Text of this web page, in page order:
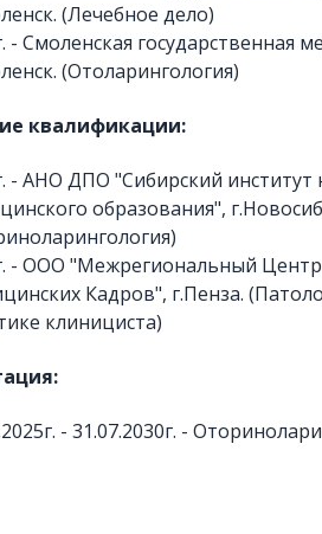
(Лечебное дело)
- Смоленская государственная
(Отоларингология)
квалификации:
- АНО ДПО "Сибирский институт
образования",
- ООО "Межрегиональный
Кадров", г.Пенза.
клинициста)
- 31.07.2030г. -